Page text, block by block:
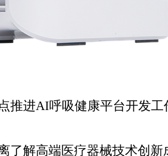
推进AI呼吸健康平台开发工
解高端医疗器械技术创